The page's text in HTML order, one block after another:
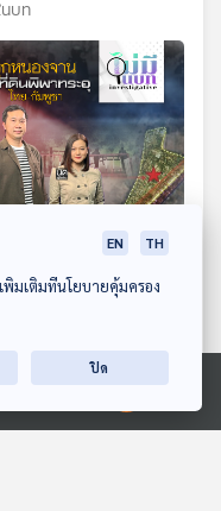
ไทย
นบท
39:32
องจาน ปมที่ดินพิพาท
EN TH
พิ่มเติมที่นโยบายคุ้มครอง
ปิด